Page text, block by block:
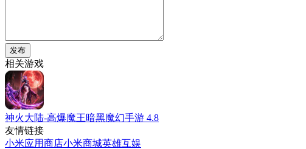
发布
相关游戏
神火大陆-高爆魔王暗黑魔幻手游 4.8
友情链接
小米应用商店小米商城英雄互娱